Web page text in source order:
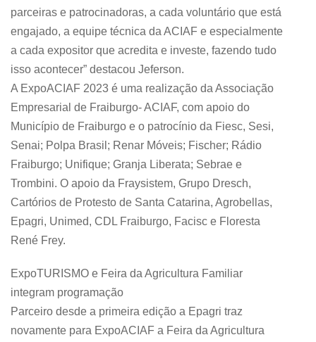
parceiras e patrocinadoras, a cada voluntário que está
engajado, a equipe técnica da ACIAF e especialmente
a cada expositor que acredita e investe, fazendo tudo
isso acontecer” destacou Jeferson.
A ExpoACIAF 2023 é uma realização da Associação
Empresarial de Fraiburgo- ACIAF, com apoio do
Município de Fraiburgo e o patrocínio da Fiesc, Sesi,
Senai; Polpa Brasil; Renar Móveis; Fischer; Rádio
Fraiburgo; Unifique; Granja Liberata; Sebrae e
Trombini. O apoio da Fraysistem, Grupo Dresch,
Cartórios de Protesto de Santa Catarina, Agrobellas,
Epagri, Unimed, CDL Fraiburgo, Facisc e Floresta
René Frey.
ExpoTURISMO e Feira da Agricultura Familiar
integram programação
Parceiro desde a primeira edição a Epagri traz
novamente para ExpoACIAF a Feira da Agricultura